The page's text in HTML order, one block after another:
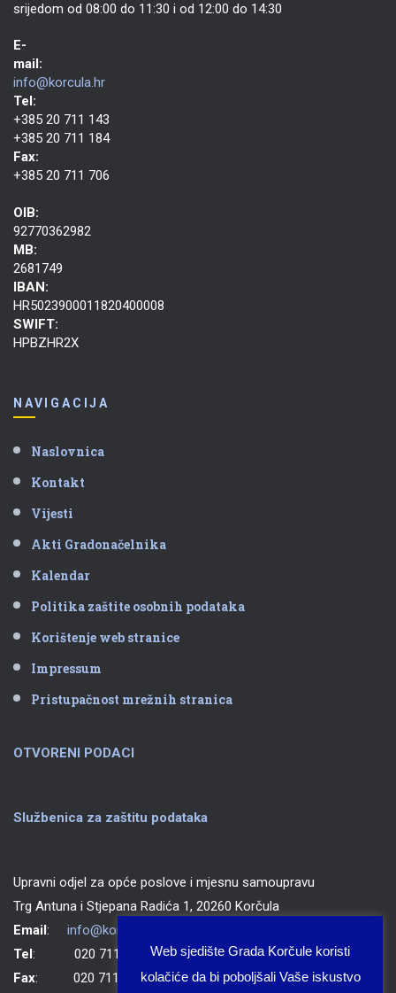
srijedom od 08:00 do 11:30 i od 12:00 do 14:30
E-
mail:
info@korcula.hr
Tel:
+385 20 711 143
+385 20 711 184
Fax:
+385 20 711 706
OIB:
92770362982
MB:
2681749
IBAN:
HR5023900011820400008
SWIFT:
HPBZHR2X
NAVIGACIJA
Naslovnica
Kontakt
Vijesti
Akti Gradonačelnika
Kalendar
Politika zaštite osobnih podataka
Korištenje web stranice
Impressum
Pristupačnost mrežnih stranica
OTVORENI PODACI
Službenica za zaštitu podataka
Upravni odjel za opće poslove i mjesnu samoupravu
Trg Antuna i Stjepana Radića 1, 20260 Korčula
Email: info@korcula.hr
Tel: 020 711 150
Fax: 020 711 702
Web sjedište Grada Korčule koristi
kolačiće da bi poboljšali Vaše iskustvo